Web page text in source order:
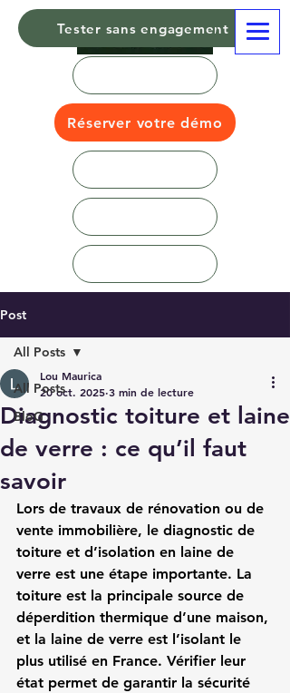
Tester sans engagement
Réserver votre démo
Post
All Posts
BloG
All Posts
Diagnostic toiture et laine
de verre : ce qu’il faut
savoir
Lou Maurica
20 oct. 2025 3 min de lecture
Lors de travaux de rénovation ou de
vente immobilière, le diagnostic de
toiture et d’isolation en laine de
verre est une étape importante. La
toiture est la principale source de
déperdition thermique d’une maison,
et la laine de verre est l’isolant le
plus utilisé en France. Vérifier leur
état permet de garantir la sécurité